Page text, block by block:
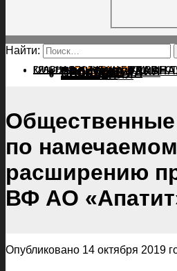
Найти:
ГЛАВНАЯПОЛИТИКА
КУЛЬТУРАПОСЕЛЕНИЯ
ПОЛИТИКА
ПРОИСШЕСТВИЯ
ПРОКУРАТУРА
СПОРТ
КУЛЬТУРА
ПОСЕЛЕНИЯ
по
расширению
ВФ АО
Опубликовано 14 октября 2019